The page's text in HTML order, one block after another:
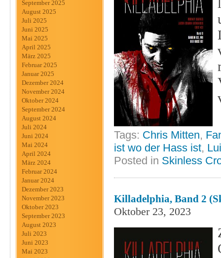
September 2025
August 2025
Juli 2025
Juni 2025
Mai 2025
April 2025
März 2025
Februar 2025
Januar 2025
Dezember 2024
November 2024
Oktober 2024
September 2024
August 2024
Juli 2024
Juni 2024
Mai 2024
April 2024
März 2024
Februar 2024
Januar 2024
Dezember 2023
November 2023
Oktober 2023
September 2023
August 2023
Juli 2023
Juni 2023
Mai 2023
Tags: Chris Mitten,
ist wo der Hass ist,
Posted in Skinless
Killadelphia, Band 2
Oktober 23, 2023